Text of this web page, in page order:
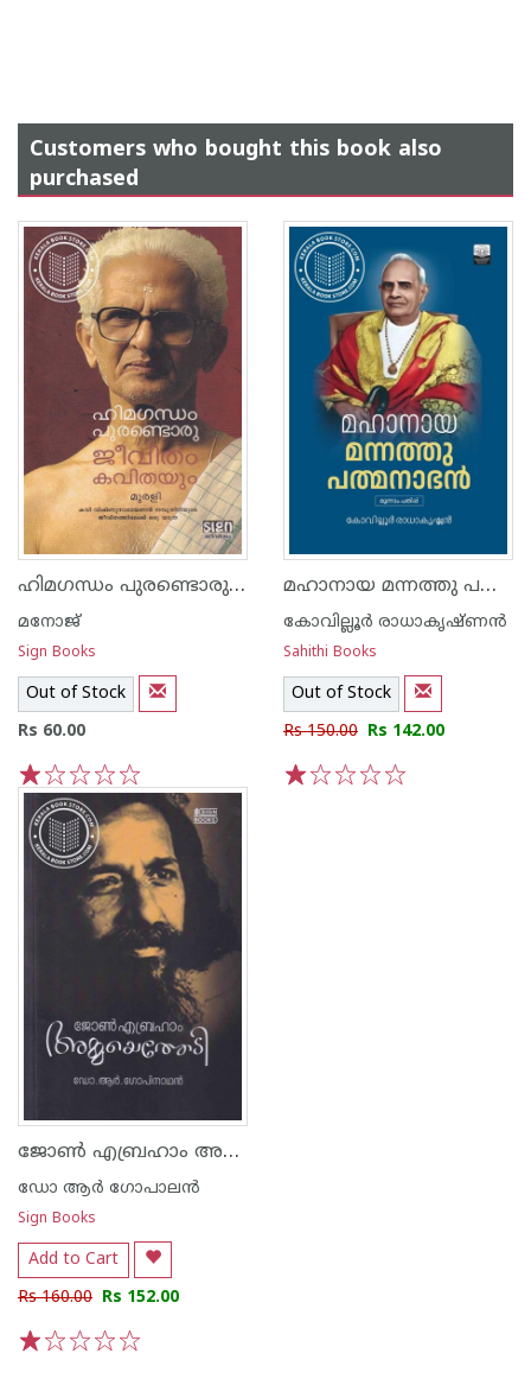
Customers who bought this book also
purchased
ഹിമഗന്ധം പുരണ്ടൊരു ജീവിതം കവിതയും
മനോജ്‌
Sign Books
Out of Stock
Rs 60.00
5
4
3
2
1
മഹാനായ മന്നത്തു പത്മനാഭൻ
കോവില്ലൂർ രാധാകൃഷ്ണൻ
Sahithi Books
Out of Stock
Rs 150.00 Rs 142.00
ജോൺ എബ്രഹാം അമ്മയെത്തേടി
ഡോ ആര്‍ ഗോപാലന്‍
Sign Books
Add to Cart
Rs 160.00 Rs 152.00